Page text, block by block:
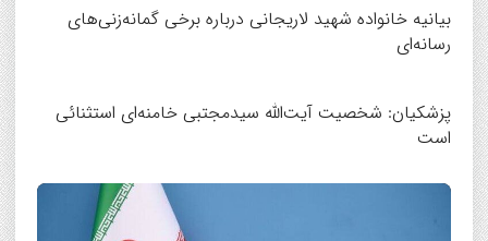
بیانیه خانواده شهید لاریجانی درباره برخی گمانه‌زنی‌های
رسانه‌ای
پزشکیان: شخصیت آیت‌الله سیدمجتبی خامنه‌ای استثنائی
است